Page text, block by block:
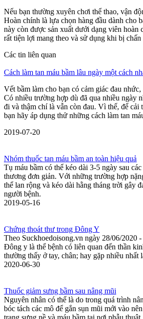
Nếu bạn thường xuyên chơi thể thao, vận
Hoàn chính là lựa chọn hàng đầu dành cho
này còn được sản xuất dưới dạng viên hoàn
rất tiện lợi mang theo và sử dụng khi bị chấn
Các tin liên quan
Cách làm tan máu bầm lâu ngày một cách
Vết bầm làm cho bạn có cảm giác đau
Có nhiều trường hợp dù đã qua nhiều ngày
đi và thậm chí là vẫn còn đau. Vì thế, để cải
bạn hãy áp dụng thử những cách làm tan
2019-07-20
Nhóm thuốc tan máu bầm an toàn hiệu quả
Tụ máu bầm có thể kéo dài 3-5 ngày sau
thương đơn giản. Với những trường hợp
thể lan rộng và kéo dài hằng tháng trời gây
người bệnh.
2019-05-16
Chứng thoát thư trong Đông Y
Theo Suckhoedoisong.vn ngày 28/06/2020
Đông y là thể bệnh có liên quan đến thần
thường thấy ở tay, chân; hay gặp nhiều nhất
2020-06-30
Thuốc giảm sưng bầm sau nâng mũi
Nguyên nhân có thể là do trong quá trình
bóc tách các mô để gắn sụn mũi mới vào